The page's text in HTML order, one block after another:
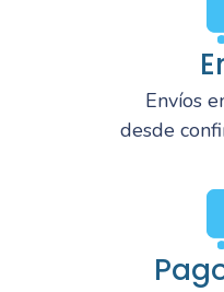
Envíos
desde